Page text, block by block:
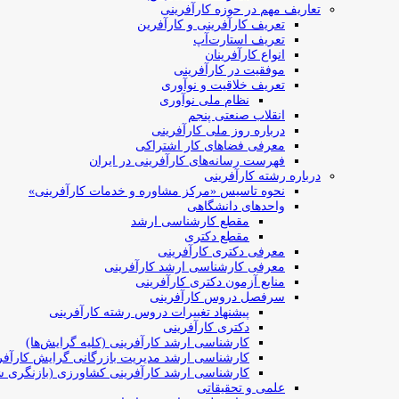
تعاریف مهم در حوزه کارآفرینی
تعریف کارآفرینی و کارآفرین
تعریف استارت‌آپ
انواع کارآفرینان
موفقیت در کارآفرینی
تعریف خلاقیت و نوآوری
نظام ملی نوآوری
انقلاب صنعتی پنجم
درباره روز ملی کارآفرینی
معرفی فضاهای کار اشتراکی
فهرست رسانه‌های کارآفرینی در ایران
درباره رشته کارآفرینی
نحوه تاسیس «مرکز مشاوره و خدمات کارآفرینی»
واحدهای دانشگاهی
مقطع کارشناسی ارشد
مقطع دکتری
معرفی دکتری کارآفرینی
معرفی کارشناسی ارشد کارآفرینی
منابع آزمون دکتری کارآفرینی
سرفصل دروس کارآفرینی
پیشنهاد تغییرات دروس رشته کارآفرینی
دکتری کارآفرینی
کارشناسی ارشد کارآفرینی (کلیه گرایش‌ها)
کارشناسی ارشد مدیریت بازرگانی گرایش
کارشناسی ارشد کارآفرینی کشاورزی (بازنگری
علمی و تحقیقاتی